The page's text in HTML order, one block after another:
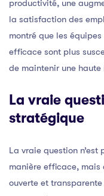
productivité, une
la satisfaction des
montré que les
efficace sont plus
de maintenir une haute
La vraie
stratégique
La vraie question
manière efficace, mais
ouverte et